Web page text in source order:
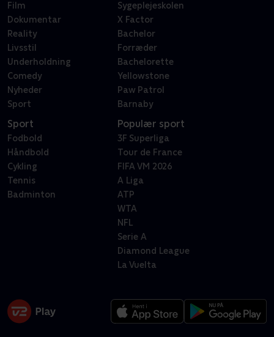
Film
Dokumentar
Reality
Livsstil
Underholdning
Comedy
Nyheder
Sport
Sygeplejeskolen
X Factor
Bachelor
Forræder
Bachelorette
Yellowstone
Paw Patrol
Barnaby
Sport
Fodbold
Håndbold
Cykling
Tennis
Badminton
Populær sport
3F Superliga
Tour de France
FIFA VM 2026
A Liga
ATP
WTA
NFL
Serie A
Diamond League
La Vuelta